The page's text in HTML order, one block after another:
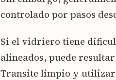
controlado por pasos
Si el vidriero tiene
alineados, puede
Transite limpio y utilizar